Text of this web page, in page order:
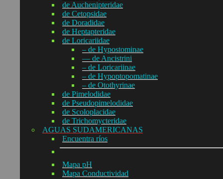
de Auchenipteridae
de Cetopsidae
de Doradidae
de Heptapteridae
de Loricariidae
– de Hypostominae
— de Ancistrini
– de Loricariinae
– de Hypoptopomatinae
– de Otothyrinae
de Pimelodidae
de Pseudopimelodidae
de Scoloplacidae
de Trichomycteridae
AGUAS SUDAMERICANAS
Encuentra ríos
Mapa pH
Mapa Conductividad